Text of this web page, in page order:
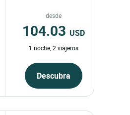
desde
104.03 USD
1 noche, 2 viajeros
Descubra